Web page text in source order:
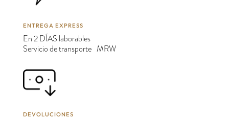
ENTREGA EXPRESS
En 2 DÍAS laborables
Servicio de transporte MRW
DEVOLUCIONES